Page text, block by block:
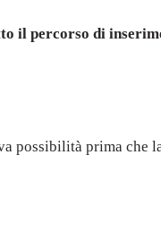
il percorso di
possibilità prima